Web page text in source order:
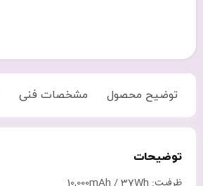
توضیح محصول مشخصات فنی
توضیحات